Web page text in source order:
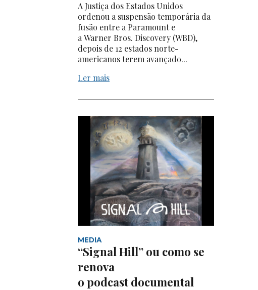
A Justiça dos Estados Unidos
ordenou a suspensão temporária da
fusão entre a Paramount e
a Warner Bros. Discovery (WBD),
depois de 12 estados norte-
americanos terem avançado...
Ler mais
MEDIA
“Signal Hill” ou como se
renova
o podcast documental